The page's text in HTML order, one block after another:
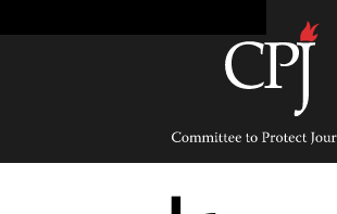
Committee
Protect
Journalists